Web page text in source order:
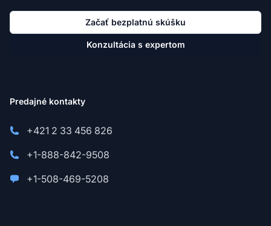
Začať bezplatnú skúšku
Konzultácia s expertom
Predajné kontakty
+421 2 33 456 826
+1-888-842-9508
+1-508-469-5208